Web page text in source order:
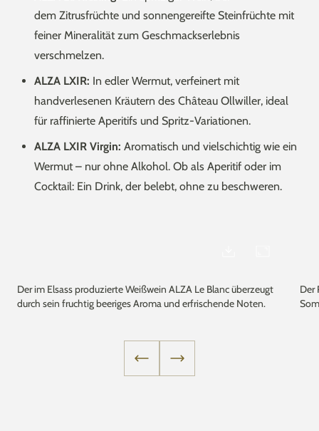
dem Zitrusfrüchte und sonnengereifte Steinfrüchte mit
feiner Mineralität zum Geschmackserlebnis
verschmelzen.
ALZA LXIR: In edler Wermut, verfeinert mit
handverlesenen Kräutern des Château Ollwiller, ideal
für raffinierte Aperitifs und Spritz-Variationen.
ALZA LXIR Virgin: Aromatisch und vielschichtig wie ein
Wermut – nur ohne Alkohol. Ob als Aperitif oder im
Cocktail: Ein Drink, der belebt, ohne zu beschweren.
Der im Elsass produzierte Weißwein ALZA Le Blanc überzeugt
durch sein fruchtig beeriges Aroma und erfrischende Noten.
Der